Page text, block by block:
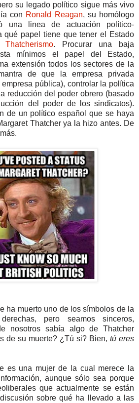
su legado político sigue más vivo
con Ronald Reagan, su homólogo
una linea de actuación político-
qué papel tiene que tener el Estado
Thatcherismo. Procurar una baja
mínimos el papel del Estado,
extensión todos los sectores de la
de que la empresa privada
pública), controlar la política
reducción del poder obrero (basado
del poder de los sindicatos).
de un político español que se haya
Thatcher ya la hizo antes. De
ha muerto uno de los símbolos de la
pero seamos sinceros,
nosotros sabía algo de Thatcher
de su muerte? ¿Tú si? Bien, tú eres
es una mujer de la cual merece la
aunque sólo sea porque
que actualmente se están
sobre qué ha llevado a las